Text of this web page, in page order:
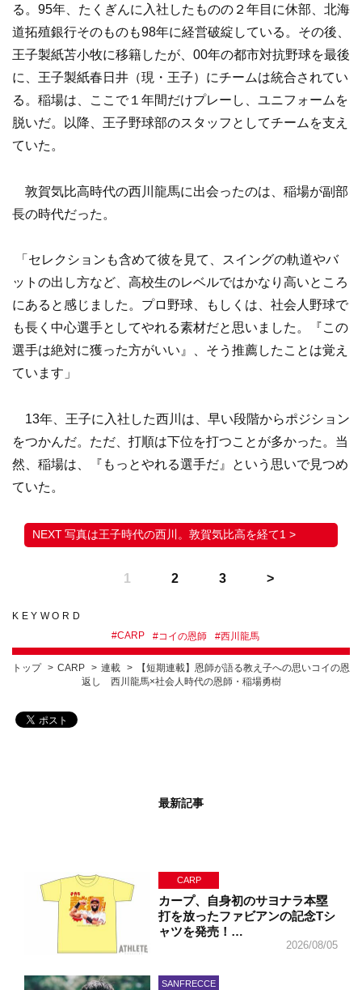
る。95年、たくぎんに入社したものの２年目に休部、北海
道拓殖銀行そのものも98年に経営破綻している。その後、
王子製紙苫小牧に移籍したが、00年の都市対抗野球を最後
に、王子製紙春日井（現・王子）にチームは統合されてい
る。稲場は、ここで１年間だけプレーし、ユニフォームを
脱いだ。以降、王子野球部のスタッフとしてチームを支え
ていた。
敦賀気比高時代の西川龍馬に出会ったのは、稲場が副部
長の時代だった。
「セレクションも含めて彼を見て、スイングの軌道やバ
ットの出し方など、高校生のレベルではかなり高いところ
にあると感じました。プロ野球、もしくは、社会人野球で
も長く中心選手としてやれる素材だと思いました。『この
選手は絶対に獲った方がいい』、そう推薦したことは覚え
ています」
13年、王子に入社した西川は、早い段階からポジション
をつかんだ。ただ、打順は下位を打つことが多かった。当
然、稲場は、『もっとやれる選手だ』という思いで見つめ
ていた。
写真は王子時代の西川。敦賀気比高を経て1 >
1 2 3
KEYWORD
#CARP #コイの恩師 #西川龍馬
トップ CARP 連載
【短期連載】恩師が語る教え子への思いコイの恩
返し 西川龍馬×社会人時代の恩師・稲場勇樹
最新記事
CARP
カープ、自身初のサヨナラ本塁
打を放ったファビアンの記念Tシ
ャツを発売！…
2026/08/05
SANFRECCE